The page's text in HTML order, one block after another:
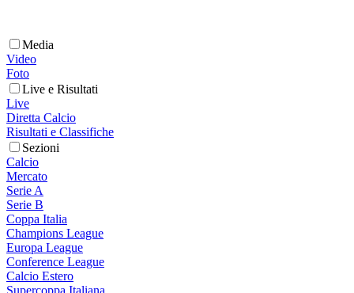
Media
Video
Foto
Live e Risultati
Live
Diretta Calcio
Risultati e Classifiche
Sezioni
Calcio
Mercato
Serie A
Serie B
Coppa Italia
Champions League
Europa League
Conference League
Calcio Estero
Supercoppa Italiana